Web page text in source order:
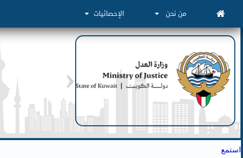
من نحن الإحصائيات
استمع